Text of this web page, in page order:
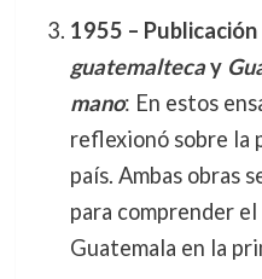
1955 – Publicación
guatemaltecay
mano: En estos
reflexionó sobre la
país. Ambas obras
para comprender
Guatemala en la